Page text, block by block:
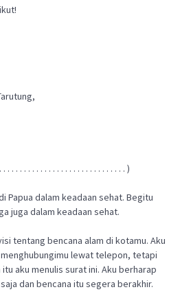
. . . . . . . . . . . . . . . . . . . . . . . . . . . . . )
Papua dalam keadaan sehat. Begitu
juga dalam keadaan sehat.
tentang bencana alam di kotamu. Aku
lewat telepon, tetapi
aku menulis surat ini. Aku berharap
dan bencana itu segera berakhir.